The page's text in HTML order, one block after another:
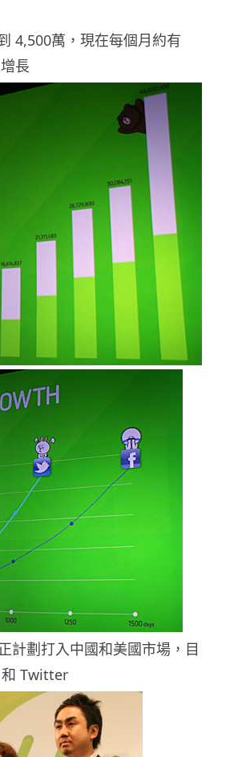
4,500萬，現在每個月約有
長
計劃打入中國和美國市場，目
和 Twitter